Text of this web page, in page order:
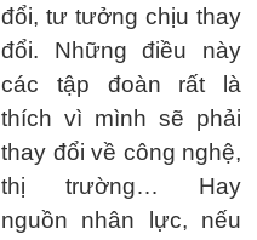
đổi, tư tưởng chịu thay
đổi. Những điều này
các tập đoàn rất là
thích vì mình sẽ phải
thay đổi về công nghệ,
thị trường… Hay
nguồn nhân lực, nếu